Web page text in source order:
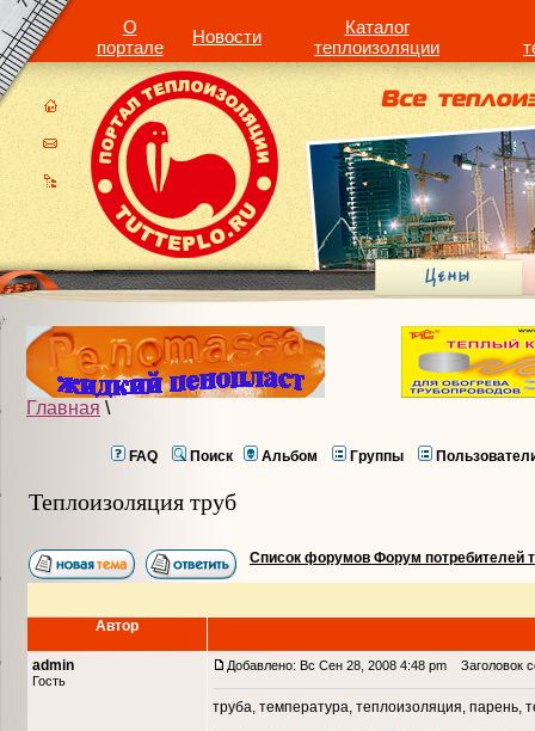
О
портале
Новости
Каталог
теплоизоляции
Главная \
FAQ Поиск Альбом Группы
Теплоизоляция труб
Список форумов Форум потребителей
Автор
admin
Гость
Добавлено: Вс Сен 28, 2008 4:48 pm Заголовок
труба, температура, теплоизоляция, парень,